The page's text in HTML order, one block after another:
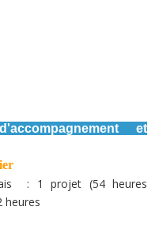
et
: 1 projet (54 heures
heures